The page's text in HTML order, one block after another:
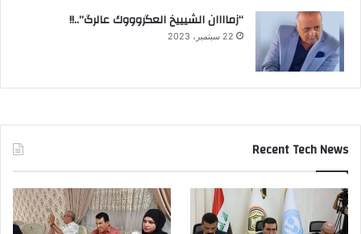
“زماااان الشيييخ العگروووك عالرگ”..!!
22 سبتمبر، 2023
Recent Tech News